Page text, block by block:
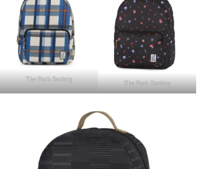
The Pack Society
The Pack Society